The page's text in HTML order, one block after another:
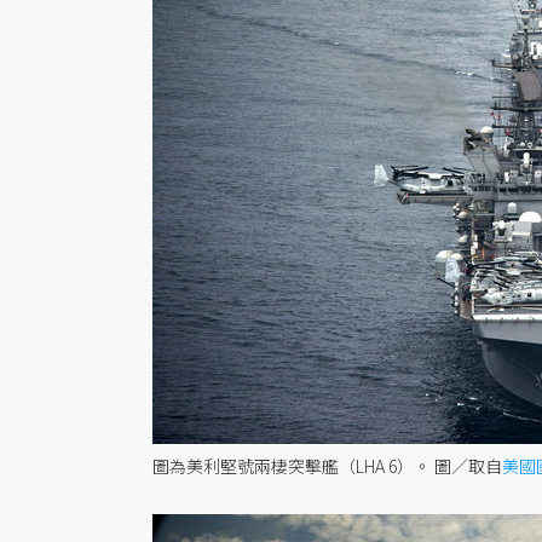
圖為美利堅號兩棲突擊艦（LHA 6）。 圖／取自美國